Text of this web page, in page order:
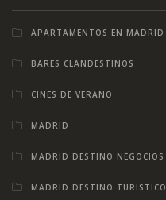
APARTAMENTOS EN MADRID
BARES CLANDESTINOS
CINES DE VERANO
MADRID
MADRID DESTINO NEGOCIOS
MADRID DESTINO TURÍSTICO